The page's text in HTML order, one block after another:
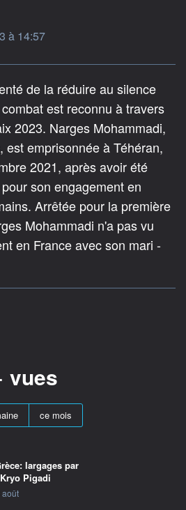
à 14:57
de la réduire au silence
est reconnu à travers
2023. Narges Mohammadi,
est emprisonnée à Téhéran,
2021, après avoir été
son engagement en
Arrêtée pour la première
Mohammadi n'a pas vu
en France avec son mari -
vues
ce mois
largages par
Pigadi
par
août